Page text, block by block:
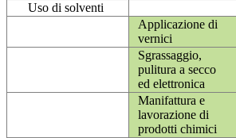
Uso di solventi
Applicazione di
vernici
Sgrassaggio,
pulitura a secco
ed elettronica
Manifattura e
lavorazione di
prodotti chimici